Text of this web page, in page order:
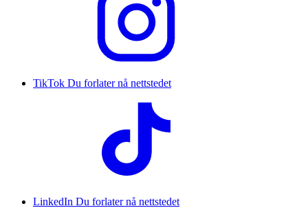
TikTok Du forlater nå nettstedet
LinkedIn Du forlater nå nettstedet